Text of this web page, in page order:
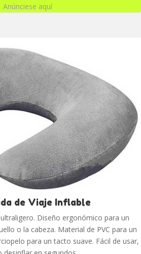
Anúnciese aquí
de Viaje Inflable
Diseño ergonómico para un
o la cabeza. Material de PVC para un
para un tacto suave. Fácil de usar,